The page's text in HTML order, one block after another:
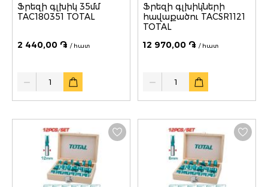
Ֆրեզի գլխիկ 35մմ
TAC180351 TOTAL
2 440,00 ֏ / հատ
Quantity
Ֆրեզի գլխիկների
հավաքածու TACSR1121
TOTAL
12 970,00 ֏ / հատ
Quantity